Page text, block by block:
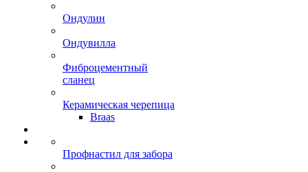
Ондулин
Ондувилла
Фиброцементный
сланец
Керамическая черепица
Braas
Профнастил для забора